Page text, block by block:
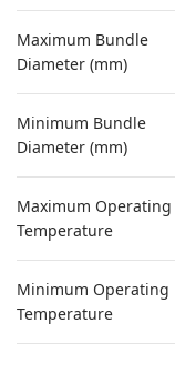
Maximum Bundle
Diameter (mm)
Minimum Bundle
Diameter (mm)
Maximum Operating
Temperature
Minimum Operating
Temperature